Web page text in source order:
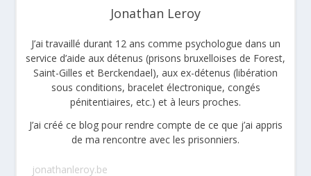
Jonathan Leroy
J’ai travaillé durant 12 ans comme psychologue dans un
service d’aide aux détenus (prisons bruxelloises de Forest,
Saint-Gilles et Berckendael), aux ex-détenus (libération
sous conditions, bracelet électronique, congés
pénitentiaires, etc.) et à leurs proches.
J’ai créé ce blog pour rendre compte de ce que j’ai appris
de ma rencontre avec les prisonniers.
jonathanleroy.be